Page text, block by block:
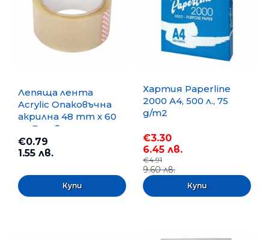
Лепяща лента
Acrylic Опаковъчна
акрилна 48 mm x 60
m, Безцветна
€0.79
1.55 лв.
Хартия Paperline
2000 A4, 500 л., 75
g/m2
€3.30
6.45 лв.
€4.91
9.60 лв.